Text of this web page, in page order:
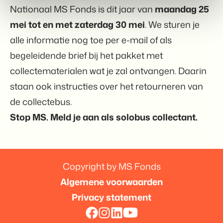
Nationaal MS Fonds is dit jaar van maandag25
mei tot en met zaterdag 30 mei. We sturen je
alle informatie nog toe per e-mail of als
begeleidende brief bij het pakket met
collectematerialen wat je zal ontvangen. Daarin
staan ook instructies over het retourneren van
de collectebus.
Stop MS. Meld je aan als solobus collectant.
Copyright by MS Fonds
Algemene voorwaarden
Privacy statement